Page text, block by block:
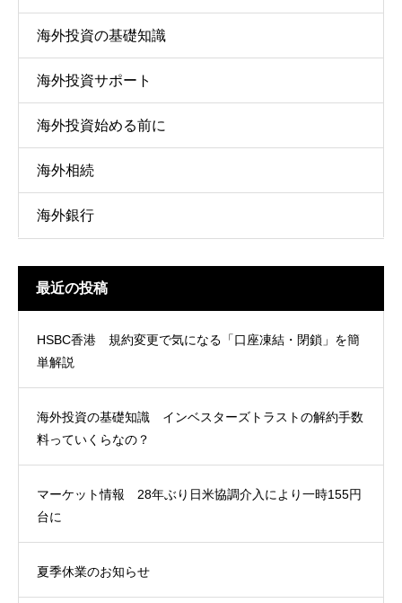
海外投資の基礎知識
海外投資サポート
海外投資始める前に
海外相続
海外銀行
最近の投稿
HSBC香港 規約変更で気になる「口座凍結・閉鎖」を簡
単解説
海外投資の基礎知識 インベスターズトラストの解約手数
料っていくらなの？
マーケット情報 28年ぶり日米協調介入により一時155円
台に
夏季休業のお知らせ